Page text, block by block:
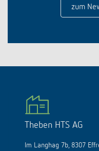
zum
Theben HTS AG
Im Langhag 7b, 8307